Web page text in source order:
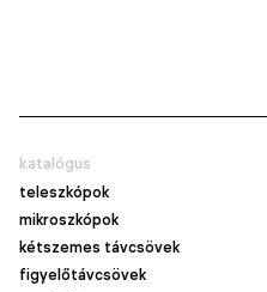
katalógus
teleszkópok
mikroszkópok
kétszemes távcsövek
figyelőtávcsövek